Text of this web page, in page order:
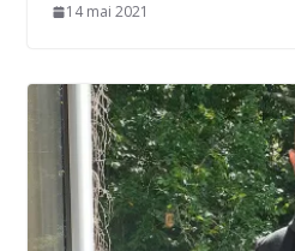
14 mai 2021